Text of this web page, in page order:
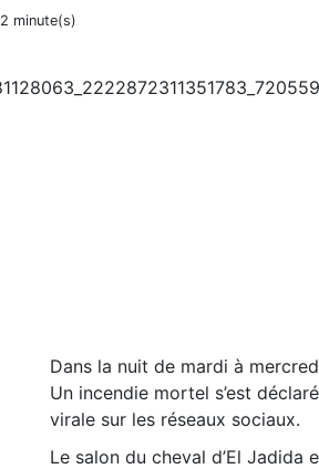
2 minute(s)
Dans la nuit de mardi à
Un incendie mortel s’est
virale sur les réseaux sociaux.
Le salon du cheval d’El Jadida